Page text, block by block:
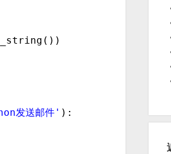
发送邮件' ):